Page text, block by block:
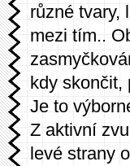
různé tvary,
mezi tím..
kdy skončit,
Je to
Z aktivní
levé strany